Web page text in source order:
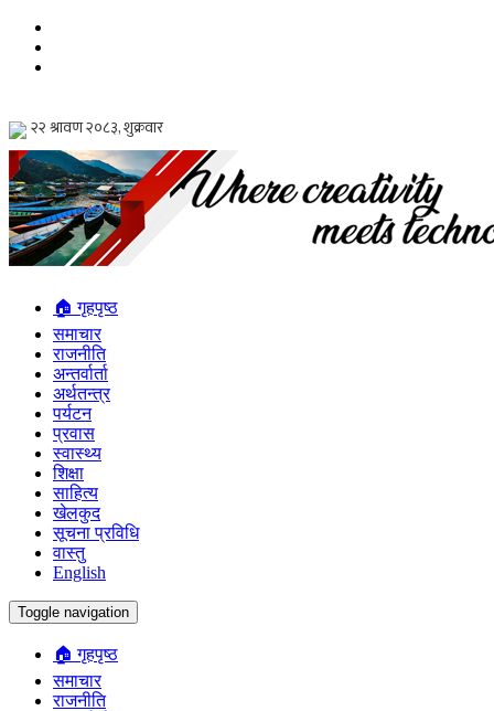
🏠 गृहपृष्ठ
समाचार
राजनीति
अन्तर्वार्ता
अर्थतन्त्र
पर्यटन
प्रवास
स्वास्थ्य
शिक्षा
साहित्य
खेलकुद
सूचना प्रविधि
वास्तु
English
Toggle navigation
🏠 गृहपृष्ठ
समाचार
राजनीति